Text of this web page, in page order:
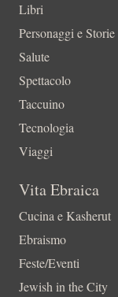
Libri
Personaggi e Storie
Salute
Spettacolo
Taccuino
Tecnologia
Viaggi
Vita Ebraica
Cucina e Kasherut
Ebraismo
Feste/Eventi
Jewish in the City